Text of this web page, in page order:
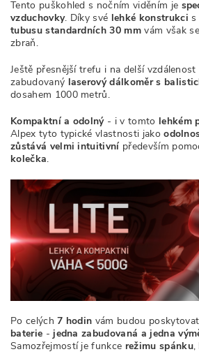
Tento puškohled s nočním viděním je
vzduchovky. Díky své lehké konstrukci s
tubusu standardních 30 mm vám však
zbraň.
Ještě přesnější trefu i na delší
zabudovaný laserový dálkoměr s
dosahem 1000 metrů.
Kompaktní a odolný- i v tomto lehkém
Alpex tyto typické vlastnosti jako
zůstává velmi intuitivní především
kolečka.
Po celých7 hodin vám budou
baterie -jedna zabudovaná a jedna
Samozřejmostí je funkce režimu spánku,